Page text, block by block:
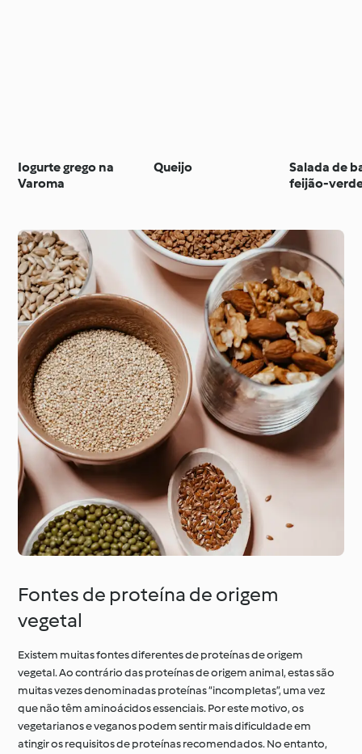
Iogurte grego na
Varoma
Queijo
Salada de
feijão-
Fontes de proteína de origem
vegetal
Existem muitas fontes diferentes de proteínas de origem
vegetal. Ao contrário das proteínas de origem animal, estas são
muitas vezes denominadas proteínas “incompletas”, uma vez
que não têm aminoácidos essenciais. Por este motivo, os
vegetarianos e veganos podem sentir mais dificuldade em
atingir os requisitos de proteínas recomendados. No entanto,